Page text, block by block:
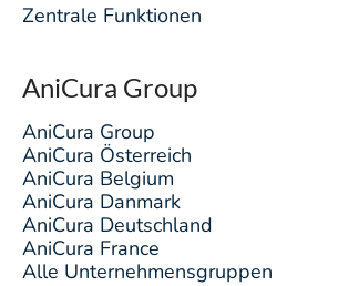
Zentrale Funktionen
AniCura Group
AniCura Group
AniCura Österreich
AniCura Belgium
AniCura Danmark
AniCura Deutschland
AniCura France
Alle Unternehmensgruppen